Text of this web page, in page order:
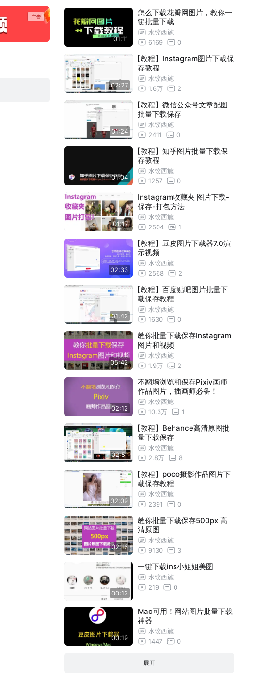
01:11
怎么下载花瓣网图片，教你一
键批量下载
水饺西施
6169
0
02:27
【教程】Instagram图片下载保
存教程
水饺西施
1.6万
2
01:24
【教程】微信公众号文章配图
批量下载保存
水饺西施
2411
0
01:04
【教程】知乎图片批量下载保
存教程
水饺西施
1257
0
01:17
Instagram收藏夹 图片下载-
保存-打包方法
水饺西施
2504
1
02:33
【教程】豆皮图片下载器7.0演
示视频
水饺西施
2568
2
01:42
【教程】百度贴吧图片批量下
载保存教程
水饺西施
1630
0
05:42
教你批量下载保存Instagram
图片和视频
水饺西施
1.9万
2
02:12
不翻墙浏览和保存Pixiv画师
作品图片，插画师必备！
水饺西施
10.3万
1
02:51
【教程】Behance高清原图批
量下载保存
水饺西施
2.8万
8
02:09
【教程】poco摄影作品图片下
载保存教程
水饺西施
2391
0
02:16
教你批量下载保存500px 高
清原图
水饺西施
9130
3
00:12
一键下载ins小姐姐美图
水饺西施
219
0
00:19
Mac可用！网站图片批量下载
神器
水饺西施
1447
0
展开